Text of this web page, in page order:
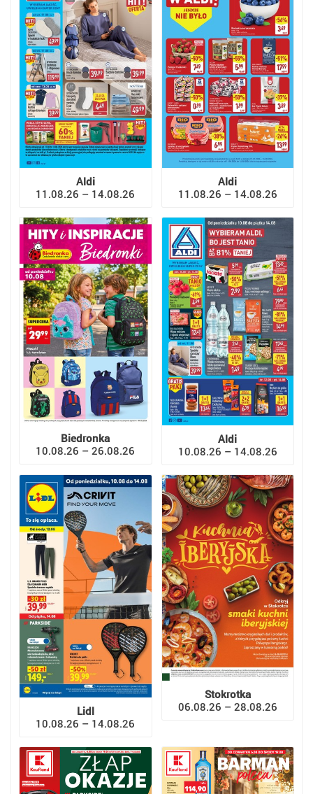
Aldi
11.08.26 – 14.08.26
Aldi
11.08.26 – 14.08.26
Biedronka
10.08.26 – 26.08.26
Aldi
10.08.26 – 14.08.26
Lidl
10.08.26 – 14.08.26
Stokrotka
06.08.26 – 28.08.26